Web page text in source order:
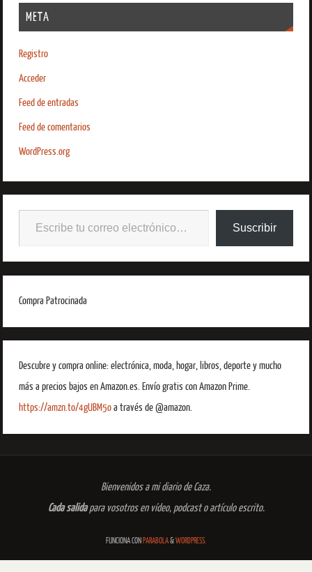
META
Registro
Acceder
Feed de entradas
Feed de comentarios
WordPress.org
Suscribir
Compra Patrocinada
Descubre y compra online: electrónica, moda, hogar, libros, deporte y mucho
más a precios bajos en Amazon.es. Envío gratis con Amazon Prime.
https://amzn.to/4gUBM5oa través de @amazon.
Bienvenidos a mi diario de Caza.
Cada salidapara vosotros en vídeo, podcast o artículo escrito.
FUNCIONA CON PARABOLA&WORDPRESS.